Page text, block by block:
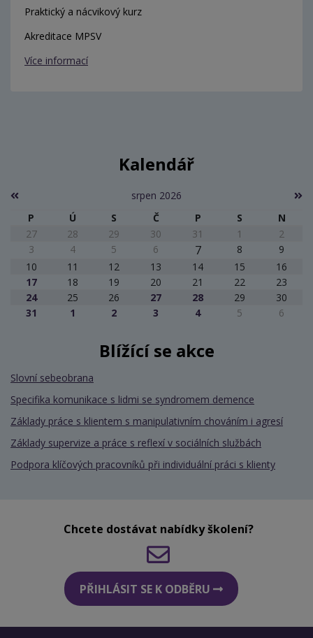
Praktický a nácvikový kurz
Akreditace MPSV
Více informací
Kalendář
srpen 2026
P
Ú S Č P S
N
27
28 29 30 31 1
2
3
4 5 6 7 8
9
10
11 12 13 14 15
16
17
18 19 20 21 22
23
24
25 26 27 28 29
30
31
1 2 3 4 5 6
Blížící se akce
Slovní sebeobrana
Specifika komunikace s lidmi se syndromem demence
Základy práce s klientem s manipulativním chováním i agresí
Základy supervize a práce s reflexí v sociálních službách
Podpora klíčových pracovníků při individuální práci s klienty
Chcete dostávat nabídky školení?
PŘIHLÁSIT SE K ODBĚRU